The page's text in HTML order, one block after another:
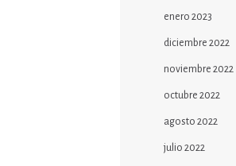
enero 2023
diciembre 2022
noviembre 2022
octubre 2022
agosto 2022
julio 2022